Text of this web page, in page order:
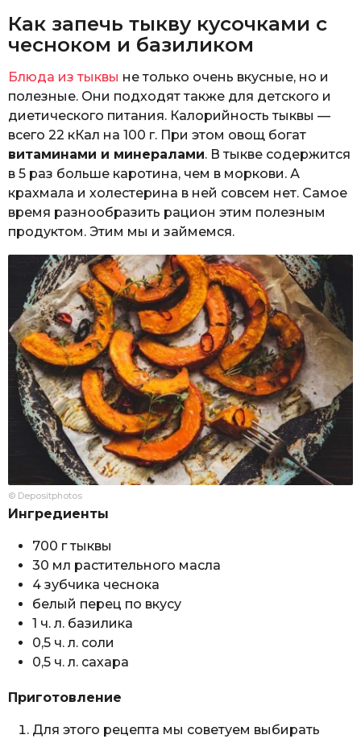
Как запечь тыкву кусочками с
чесноком и базиликом
Блюда из тыквы не только очень вкусные, но и
полезные. Они подходят также для детского и
диетического питания. Калорийность тыквы —
всего 22 кКал на 100 г. При этом овощ богат
витаминами и минералами. В тыкве содержится
в 5 раз больше каротина, чем в моркови. А
крахмала и холестерина в ней совсем нет. Самое
время разнообразить рацион этим полезным
продуктом. Этим мы и займемся.
© Depositphotos
Ингредиенты
700 г тыквы
30 мл растительного масла
4 зубчика чеснока
белый перец по вкусу
1 ч. л. базилика
0,5 ч. л. соли
0,5 ч. л. сахара
Приготовление
Для этого рецепта мы советуем выбирать